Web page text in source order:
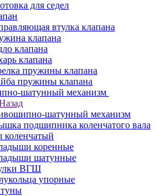
для седел
втулка клапана
клапана
клапана
клапана
пружины клапана
пружины клапана
шатунный механизм
шатунный механизм
подшипника коленчатого вала
коленчатый
коренные
шатунные
ВГШ
упорные